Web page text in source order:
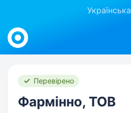
Українська
Work.ua
Перевірено
Фармінно, ТОВ